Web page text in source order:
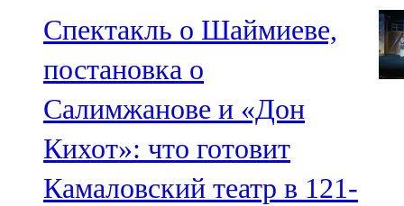
Спектакль о Шаймиеве,
постановка о
Салимжанове и «Дон
Кихот»: что готовит
Камаловский театр в 121-